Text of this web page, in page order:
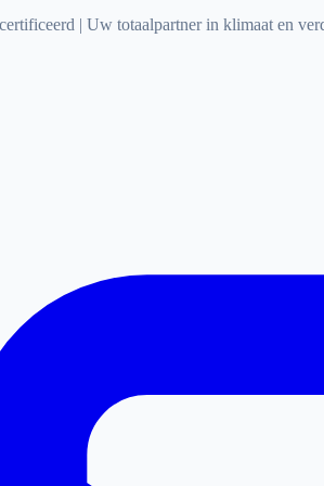
| Uw totaalpartner in klimaat en